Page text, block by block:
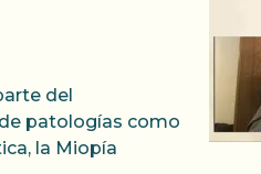
del
patologías como
la Miopía